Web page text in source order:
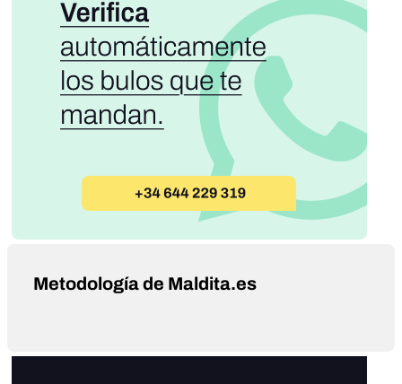
Metodología de Maldita.es